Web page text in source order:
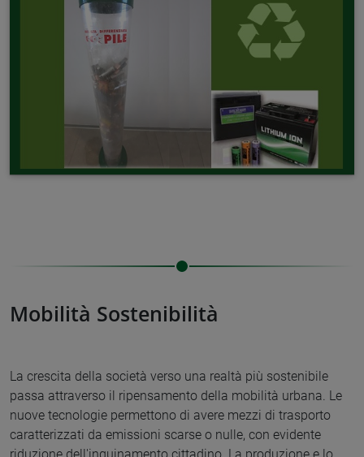
Mobilità Sostenibilità
La crescita della società verso una realtà più sostenibile
passa attraverso il ripensamento della mobilità urbana. Le
nuove tecnologie permettono di avere mezzi di trasporto
caratterizzati da emissioni scarse o nulle, con evidente